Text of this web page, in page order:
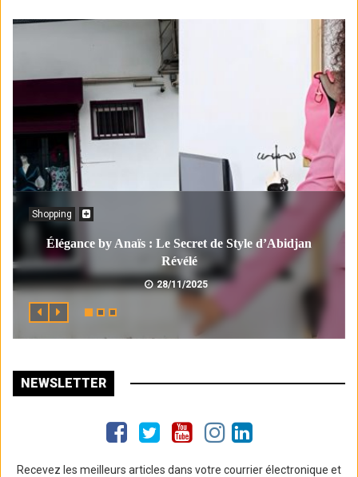
Shopping
Élégance by Anaïs : Le Secret de Style d’Abidjan
Révélé
28/11/2025
NEWSLETTER
Recevez les meilleurs articles dans votre courrier électronique et